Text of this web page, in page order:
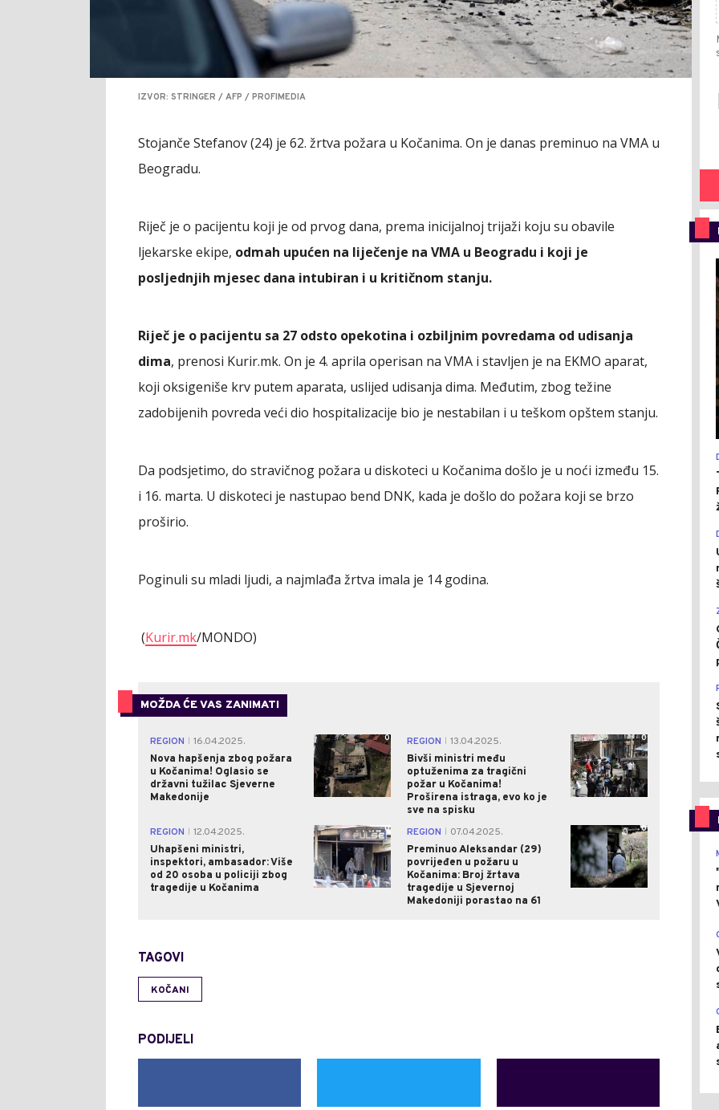
IZVOR: STRINGER / AFP / PROFIMEDIA
Stojanče Stefanov (24) je 62. žrtva požara u Kočanima. On je danas preminuo na VMA u
Beogradu.
Riječ je o pacijentu koji je od prvog dana, prema inicijalnoj trijaži koju su obavile
ljekarske ekipe, odmah upućen na liječenje na VMA u Beogradu i koji je
posljednjih mjesec dana intubiran i u kritičnom stanju.
Riječ je o pacijentu sa 27 odsto opekotina i ozbiljnim povredama od udisanja
dima, prenosi Kurir.mk. On je 4. aprila operisan na VMA i stavljen je na EKMO aparat,
koji oksigeniše krv putem aparata, uslijed udisanja dima. Međutim, zbog težine
zadobijenih povreda veći dio hospitalizacije bio je nestabilan i u teškom opštem stanju.
Da podsjetimo, do stravičnog požara u diskoteci u Kočanima došlo je u noći između 15.
i 16. marta. U diskoteci je nastupao bend DNK, kada je došlo do požara koji se brzo
proširio.
Poginuli su mladi ljudi, a najmlađa žrtva imala je 14 godina.
(Kurir.mk/MONDO)
MOŽDA ĆE VAS ZANIMATI
REGION
16.04.2025.
Nova hapšenja zbog požara
u Kočanima! Oglasio se
državni tužilac Sjeverne
Makedonije
0 REGION
13.04.2025.
Bivši ministri među
optuženima za tragični
požar u Kočanima!
Proširena istraga, evo ko je
sve na spisku
0
REGION
12.04.2025.
Uhapšeni ministri,
inspektori, ambasador: Više
od 20 osoba u policiji zbog
tragedije u Kočanima
0 REGION
07.04.2025.
Preminuo Aleksandar (29)
povrijeđen u požaru u
Kočanima: Broj žrtava
tragedije u Sjevernoj
Makedoniji porastao na 61
0
TAGOVI
KOČANI
PODIJELI